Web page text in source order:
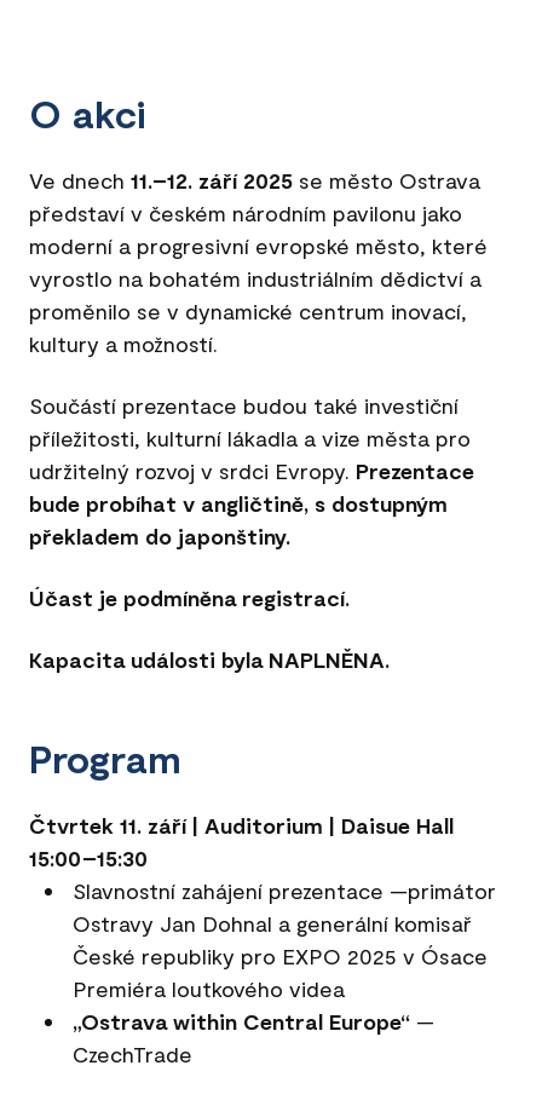
O akci
Ve dnech 11.–12. září 2025 se město Ostrava
představí v českém národním pavilonu jako
moderní a progresivní evropské město, které
vyrostlo na bohatém industriálním dědictví a
proměnilo se v dynamické centrum inovací,
kultury a možností.
Součástí prezentace budou také investiční
příležitosti, kulturní lákadla a vize města pro
udržitelný rozvoj v srdci Evropy. Prezentace
bude probíhat v angličtině, s dostupným
překladem do japonštiny.
Účast je podmíněna registrací.
Kapacita události byla NAPLNĚNA.
Program
Čtvrtek 11. září | Auditorium | Daisue Hall
15:00–15:30
Slavnostní zahájení prezentace —primátor
Ostravy Jan Dohnal a generální komisař
České republiky pro EXPO 2025 v Ósace
Premiéra loutkového videa
„Ostrava within Central Europe“ —
CzechTrade